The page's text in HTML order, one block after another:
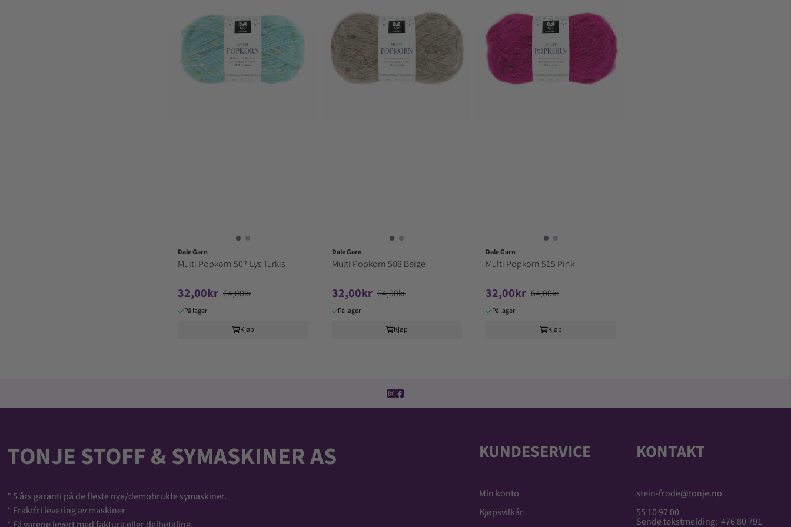
Dale Garn
Multi Popkorn 507 Lys Turkis
32,00kr 64,00kr
På lager
Kjøp
Dale Garn
Multi Popkorn 508 Beige
32,00kr 64,00kr
På lager
Kjøp
Dale Garn
Multi Popkorn 515 Pink
32,00kr 64,00kr
På lager
Kjøp
TONJE STOFF & SYMASKINER AS
* 5 års garanti på de fleste nye/demobrukte symaskiner.
* Fraktfri levering av maskiner
KUNDESERVICE
Min konto
Kjøpsvilkår
KONTAKT
stein-frode@tonje.no
55 10 97 00
Sende tekstmelding: 476 80 791